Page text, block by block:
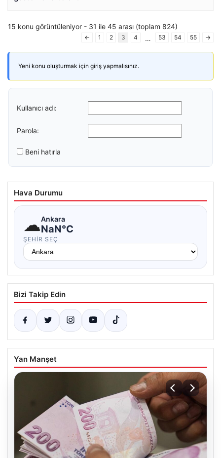
15 konu görüntüleniyor - 31 ile 45 arası (toplam 824)
← 1 2 3 4 … 53 54 55 →
Yeni konu oluşturmak için giriş yapmalısınız.
Kullanıcı adı:
Parola:
Beni hatırla
Hava Durumu
☁Ankara
NaN°C
ŞEHIR SEÇ
Bizi Takip Edin
Yan Manşet